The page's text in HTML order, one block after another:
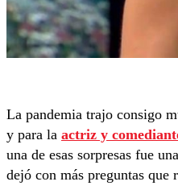
La pandemia trajo consigo
y para la actriz y
una de esas sorpresas fue una
dejó con más preguntas que